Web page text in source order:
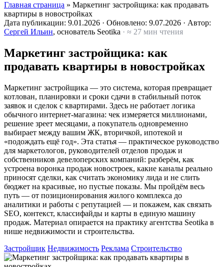
Главная страница » Маркетинг застройщика: как продавать
квартиры в новостройках
Дата публикации: 9.01.2026 · Обновлено: 9.07.2026 · Автор:
Сергей Ильин, основатель Seotika · ≈ 27 мин чтения
Маркетинг застройщика: как
продавать квартиры в новостройках
Маркетинг застройщика — это система, которая превращает
котлован, планировки и сроки сдачи в стабильный поток
заявок и сделок с квартирами. Здесь не работает логика
обычного интернет-магазина: чек измеряется миллионами,
решение зреет месяцами, а покупатель одновременно
выбирает между вашим ЖК, вторичкой, ипотекой и
«подождать ещё год». Эта статья — практическое руководство
для маркетологов, руководителей отделов продаж и
собственников девелоперских компаний: разберём, как
устроена воронка продаж новостроек, какие каналы реально
приносят сделки, как считать экономику лида и не слить
бюджет на красивые, но пустые показы. Мы пройдём весь
путь — от позиционирования жилого комплекса до
аналитики и работы с репутацией — и покажем, как связать
SEO, контекст, классифайды и карты в единую машину
продаж. Материал опирается на практику агентства Seotika в
нише недвижимости и строительства.
Застройщик Недвижимость Реклама Строительство